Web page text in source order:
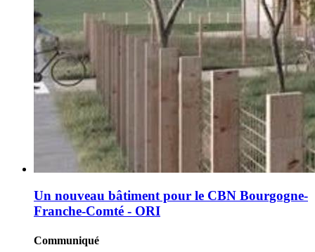
Un nouveau bâtiment pour le CBN Bourgogne-
Franche-Comté - ORI
Communiqué